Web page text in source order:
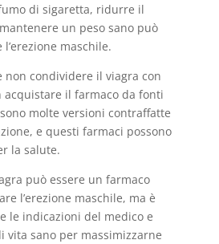
di sigaretta, ridurre il
un peso sano può
maschile.
condividere il viagra con
acquistare il farmaco da fonti
molte versioni contraffatte
e questi farmaci possono
la salute.
può essere un farmaco
l’erezione maschile, ma è
le indicazioni del medico e
vita sano per massimizzarne